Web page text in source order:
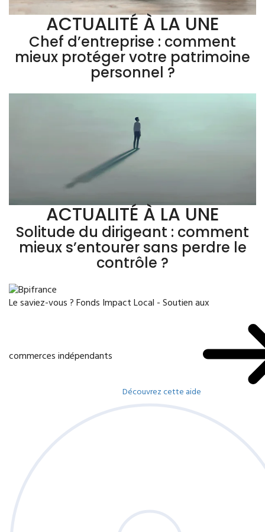
ACTUALITÉ À LA UNE
Chef d’entreprise : comment
mieux protéger votre patrimoine
personnel ?
ACTUALITÉ À LA UNE
Solitude du dirigeant : comment
mieux s’entourer sans perdre le
contrôle ?
Le saviez-vous ?Fonds Impact Local - Soutien aux
commerces indépendants
Découvrez cette aide